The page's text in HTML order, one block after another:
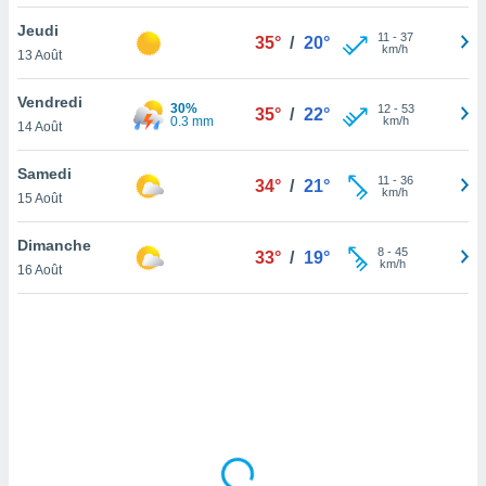
votre
à
en
le
Jeudi
13 Août
35° / 20° 11 - 37
km/h
Vendredi
14 Août
30%
0.3 mm
35° / 22° 12- 53
km/h
Samedi
15 Août
34° / 21° 11 - 36
km/h
Dimanche
16 Août
33° / 19° 8- 45
km/h